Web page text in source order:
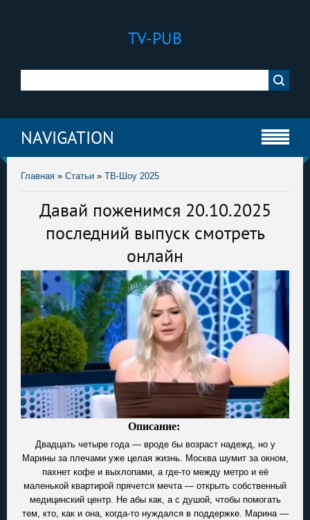
TV-PUB
NAVIGATION
Главная » Статьи » ТВ-Шоу 2025
Давай поженимся 20.10.2025
последний выпуск смотреть
онлайн
Описание:
Двадцать четыре года — вроде бы возраст надежд, но у
Марины за плечами уже целая жизнь. Москва шумит за окном,
пахнет кофе и выхлопами, а где-то между метро и её
маленькой квартирой прячется мечта — открыть собственный
медицинский центр. Не абы как, а с душой, чтобы помогать
тем, кто, как и она, когда-то нуждался в поддержке. Марина —